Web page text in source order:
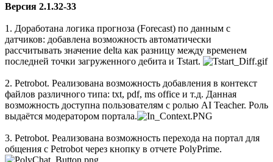
Версия 2.1.32-33
1. Доработана логика прогноза (Forecast) по данным с
датчиков: добавлена возможность автоматически
рассчитывать значение delta как разницу между временем
последней точки загруженного дебита и Tstart.
2. Petrobot. Реализована возможность добавления в контекст
файлов различного типа: txt, pdf, ms office и т.д. Данная
возможность доступна пользователям с ролью AI Teacher. Роль
выдаётся модератором портала.
3. Petrobot. Реализована возможность перехода на портал для
общения с Petrobot через кнопку в отчете PolyPrime.